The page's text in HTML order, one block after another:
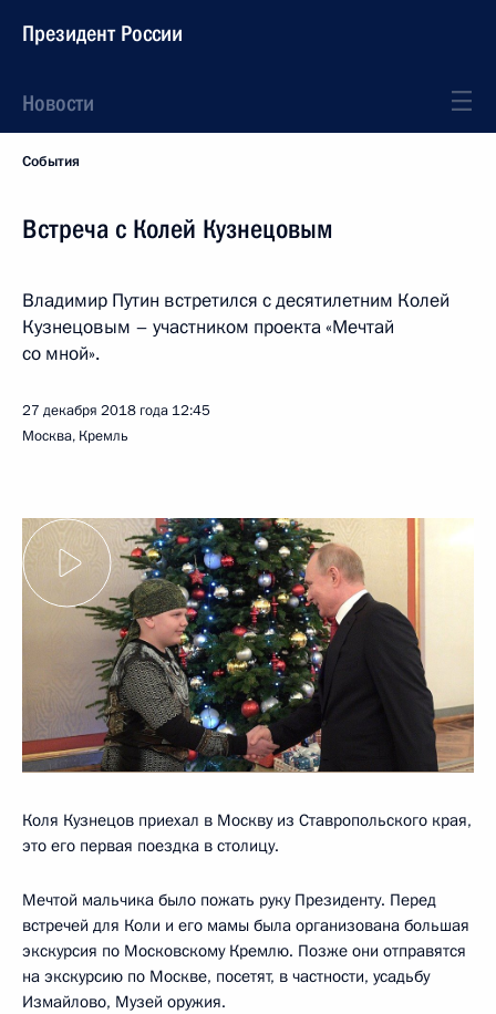
Президент России
Новости
События
Встреча с Колей Кузнецовым
Владимир Путин встретился с десятилетним Колей
Кузнецовым – участником проекта «Мечтай
со мной».
27 декабря 2018 года 12:45
Москва, Кремль
Коля Кузнецов приехал в Москву из Ставропольского края,
это его первая поездка в столицу.
Мечтой мальчика было пожать руку Президенту. Перед
встречей для Коли и его мамы была организована большая
экскурсия по Московскому Кремлю. Позже они отправятся
на экскурсию по Москве, посетят, в частности, усадьбу
Измайлово, Музей оружия.